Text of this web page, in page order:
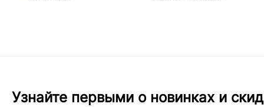
Узнайте первыми о новинках и